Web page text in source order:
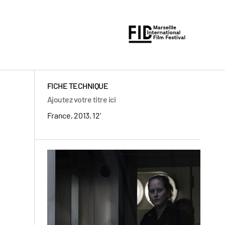
FICHE TECHNIQUE
Ajoutez votre titre ici
France, 2013, 12’